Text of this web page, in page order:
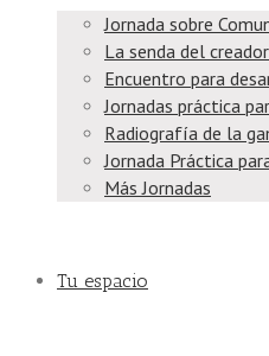
Jornada sobre
La senda del
Encuentro para
Jornadas práctica
Radiografía de la
Jornada Práctica
Más Jornadas
Tu espacio